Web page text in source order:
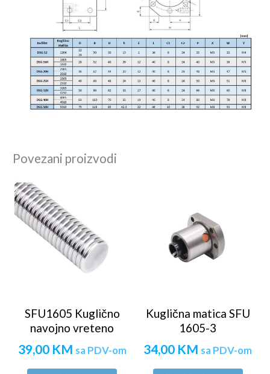
Povezani proizvodi
SFU1605 Kuglično
navojno vreteno
39,00 KM sa PDV-om
Kuglična matica SFU
1605-3
34,00 KM sa PDV-om